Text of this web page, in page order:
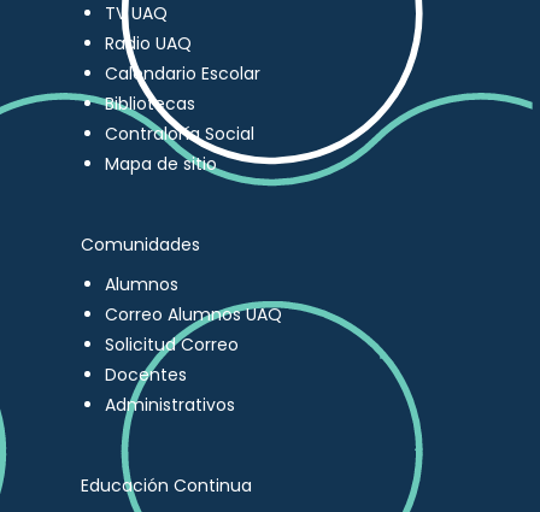
TV UAQ
Radio UAQ
Calendario Escolar
Bibliotecas
Contraloría Social
Mapa de sitio
Comunidades
Alumnos
Correo Alumnos UAQ
Solicitud Correo
Docentes
Administrativos
Educación Continua